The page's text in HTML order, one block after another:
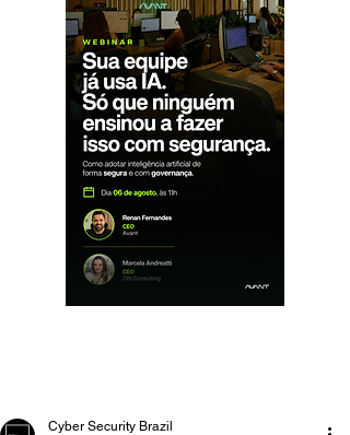
Cyber Security Brazil